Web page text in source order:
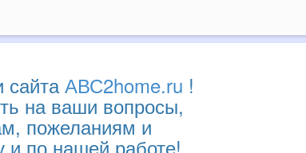
сайтаАВС2home.ru !
на ваши вопросы,
пожеланиям и
и по нашей работе!